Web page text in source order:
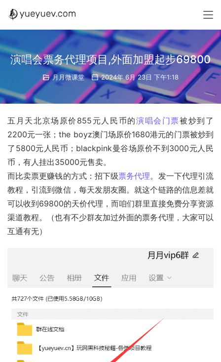
演唱会票务代理项目,外面加盟起步69800
月月微课堂 2024年 6月 23日 下午1:18
五月天北京场原价855元人民币的演唱会门票被炒到了
2200元一张；the boyz澳门场原价1680港元的门票被炒到
了5800元人民币；blackpink曼谷场原价不到3000元人民
币，有人挂出35000元售卖。
而比卖票更赚钱的方式：招下级票务代理。发一下代理引流
教程，引流到微信，每天发朋友圈。就这个链路的信息差就
可以收到69800的天价代理，而咱们群里直接免费分享资源
渠道教程。（也有不少群友加过外面的票务代理，大家可以
互通有无）